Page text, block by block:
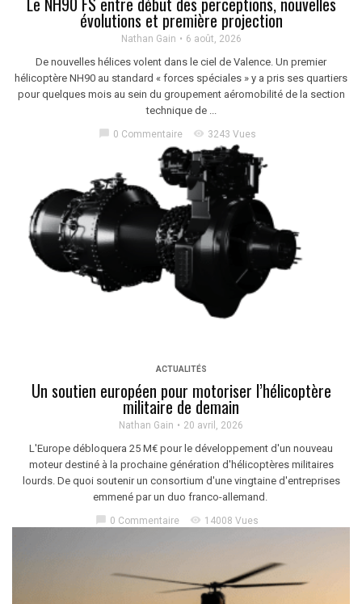
évolutions et première projection
Nathan Gain 6 août, 2026
De nouvelles hélices volent dans le ciel de Valence. Un premier
hélicoptère NH90 au standard « forces spéciales » y a pris ses quartiers
pour quelques mois au sein du groupement aéromobilité de la section
technique de ...
0 Commentaire visibility 3243 Vues
ACTUALITÉS
Un soutien européen pour motoriser l’hélicoptère
militaire de demain
Nathan Gain 20 avril, 2026
L'Europe débloquera 25 M€ pour le développement d'un nouveau
moteur destiné à la prochaine génération d'hélicoptères militaires
lourds. De quoi soutenir un consortium d'une vingtaine d'entreprises
emmené par un duo franco-allemand.
0 Commentaire visibility 14008 Vues